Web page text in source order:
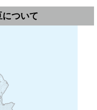
ついて